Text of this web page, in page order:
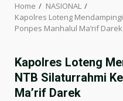
Home
NASIONAL
Kapolres Loteng
Ponpes Manhalul Ma’rif Darek
Kapolres Loteng
NTB Silaturrahmi
Ma’rif Darek